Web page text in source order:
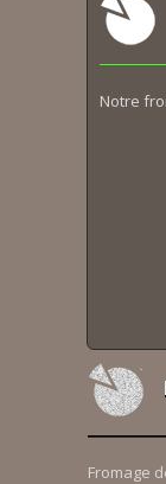
Notre
Fromage